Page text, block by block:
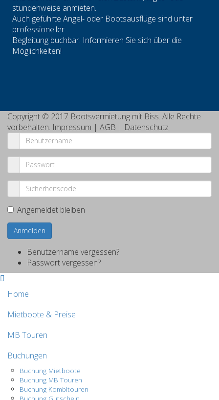
stundenweise anmieten.
Auch geführte Angel- oder Bootsausflüge sind unter
professioneller
Begleitung buchbar. Informieren Sie sich über die
Möglichkeiten!
Copyright © 2017 Bootsvermietung mit Biss. Alle Rechte
vorbehalten. Impressum | AGB | Datenschutz
Angemeldet bleiben
Anmelden
Benutzername vergessen?
Passwort vergessen?
Home
Mietboote & Preise
MB Touren
Buchungen
Buchung Mietboote
Buchung MB Touren
Buchung Kombitouren